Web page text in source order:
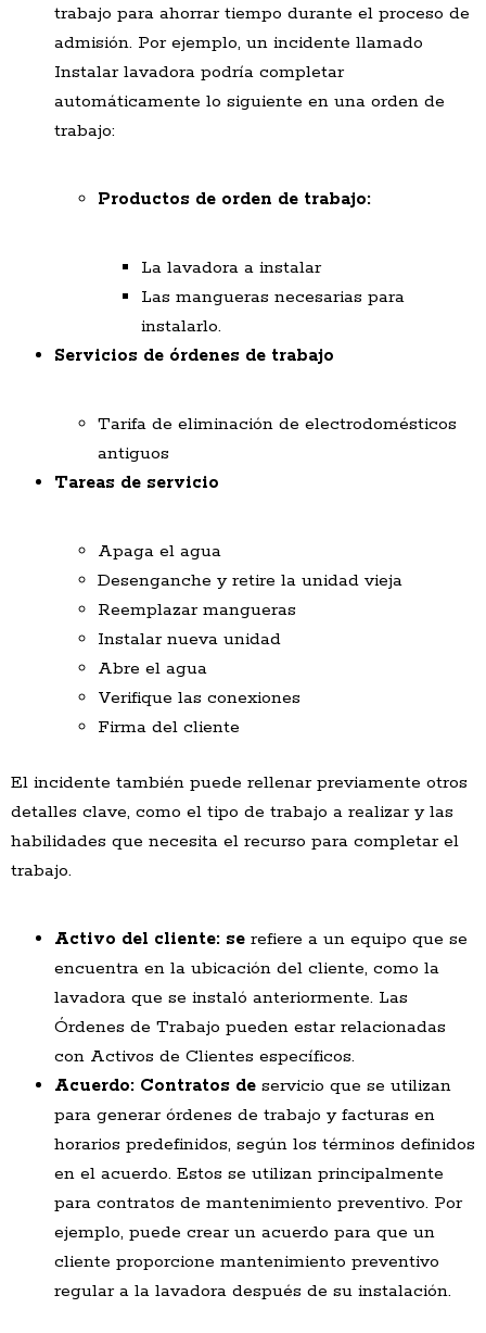
trabajo para ahorrar tiempo durante el proceso de
admisión. Por ejemplo, un incidente llamado
Instalar lavadora podría completar
automáticamente lo siguiente en una orden de
trabajo:
Productos de orden de trabajo:
La lavadora a instalar
Las mangueras necesarias para
instalarlo.
Servicios de órdenes de trabajo
Tarifa de eliminación de electrodomésticos
antiguos
Tareas de servicio
Apaga el agua
Desenganche y retire la unidad vieja
Reemplazar mangueras
Instalar nueva unidad
Abre el agua
Verifique las conexiones
Firma del cliente
El incidente también puede rellenar previamente otros
detalles clave, como el tipo de trabajo a realizar y las
habilidades que necesita el recurso para completar el
trabajo.
Activo del cliente: se refiere a un equipo que se
encuentra en la ubicación del cliente, como la
lavadora que se instaló anteriormente. Las
Órdenes de Trabajo pueden estar relacionadas
con Activos de Clientes específicos.
Acuerdo: Contratos de servicio que se utilizan
para generar órdenes de trabajo y facturas en
horarios predefinidos, según los términos definidos
en el acuerdo. Estos se utilizan principalmente
para contratos de mantenimiento preventivo. Por
ejemplo, puede crear un acuerdo para que un
cliente proporcione mantenimiento preventivo
regular a la lavadora después de su instalación.